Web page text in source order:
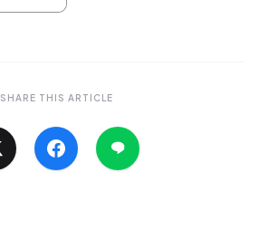
SHARE THIS ARTICLE